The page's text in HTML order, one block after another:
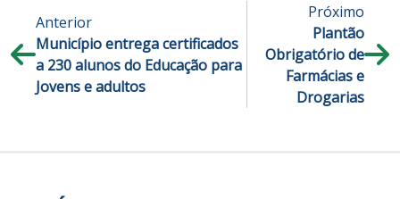
Anterior
Município entrega certificados
a 230 alunos do Educação para
Jovens e adultos
Próximo
Plantão
Obrigatório de
Farmácias e
Drogarias